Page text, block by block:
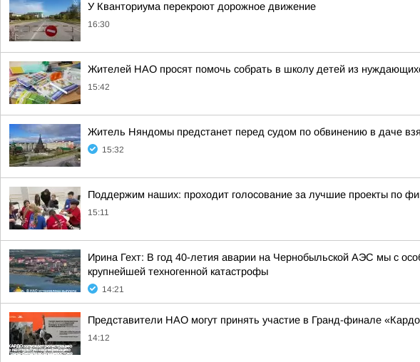
У Кванториума перекроют дорожное движение
16:30
Жителей НАО просят помочь собрать в школу детей из
15:42
Житель Няндомы предстанет перед судом по обвинению в даче
15:32
Поддержим наших: проходит голосование за лучшие проекты по
15:11
Ирина Гехт: В год 40-летия аварии на Чернобыльской АЭС мы с
крупнейшей техногенной катастрофы
14:21
Представители НАО могут принять участие в Гранд-финале
14:12